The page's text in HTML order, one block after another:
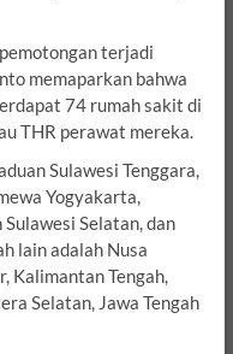
terjadi
memaparkan bahwa
74 rumah sakit di
THR perawat mereka.
Sulawesi Tenggara,
Yogyakarta,
Selatan, dan
lain adalah Nusa
Kalimantan Tengah,
Selatan, Jawa Tengah